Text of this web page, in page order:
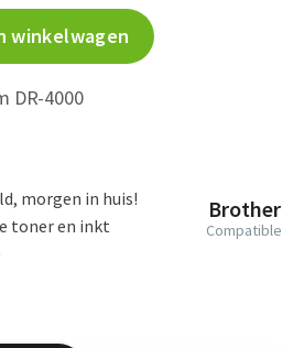
winkelwagen
DR-4000
Brother
Compatible
morgen in huis!
toner en inkt